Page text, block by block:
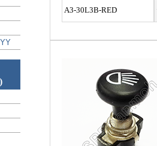
A3-30L3B-RED